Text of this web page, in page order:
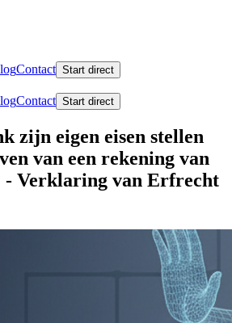
Contact Start direct
Contact Start direct
zijn eigen eisen stellen
van een rekening van
- Verklaring van Erfrecht